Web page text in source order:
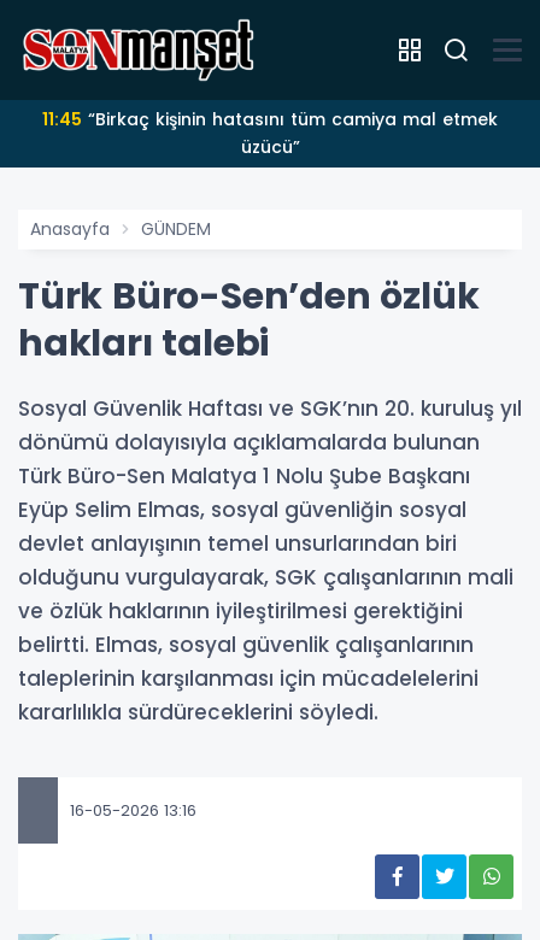
11:45
üzücü”
Anasayfa GÜNDEM
Türk Büro-Sen’den özlük
hakları talebi
Sosyal Güvenlik Haftası ve SGK’nın 20. kuruluş yıl
dönümü dolayısıyla açıklamalarda bulunan
Türk Büro-Sen Malatya 1 Nolu Şube Başkanı
Eyüp Selim Elmas, sosyal güvenliğin sosyal
devlet anlayışının temel unsurlarından biri
olduğunu vurgulayarak, SGK çalışanlarının mali
ve özlük haklarının iyileştirilmesi gerektiğini
belirtti. Elmas, sosyal güvenlik çalışanlarının
taleplerinin karşılanması için mücadelelerini
kararlılıkla sürdüreceklerini söyledi.
16-05-2026 13:16